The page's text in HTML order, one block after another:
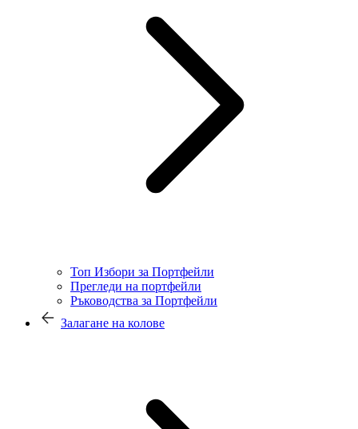
Топ Избори за Портфейли
Прегледи на портфейли
Ръководства за Портфейли
Залагане на колове